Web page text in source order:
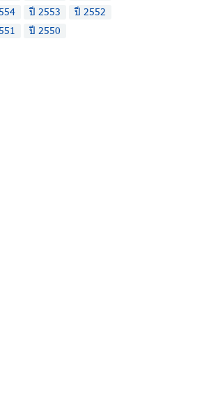
ปี 2553
ปี 2552
ปี 2550